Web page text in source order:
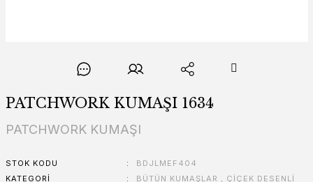
PATCHWORK KUMAŞI 1634
PATCHWORK KUMAŞI
STOK KODU
BDJLMEF404
KATEGORI
BÜTÜN KUMAŞLAR , ÇİÇEK DESENLİ